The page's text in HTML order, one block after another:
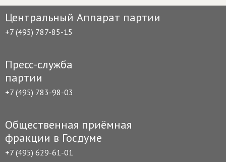
Центральный Аппарат партии
+7 (495) 787-85-15
Пресс-служба
партии
+7 (495) 783-98-03
Общественная приёмная
фракции в Госдуме
+7 (495) 629-61-01